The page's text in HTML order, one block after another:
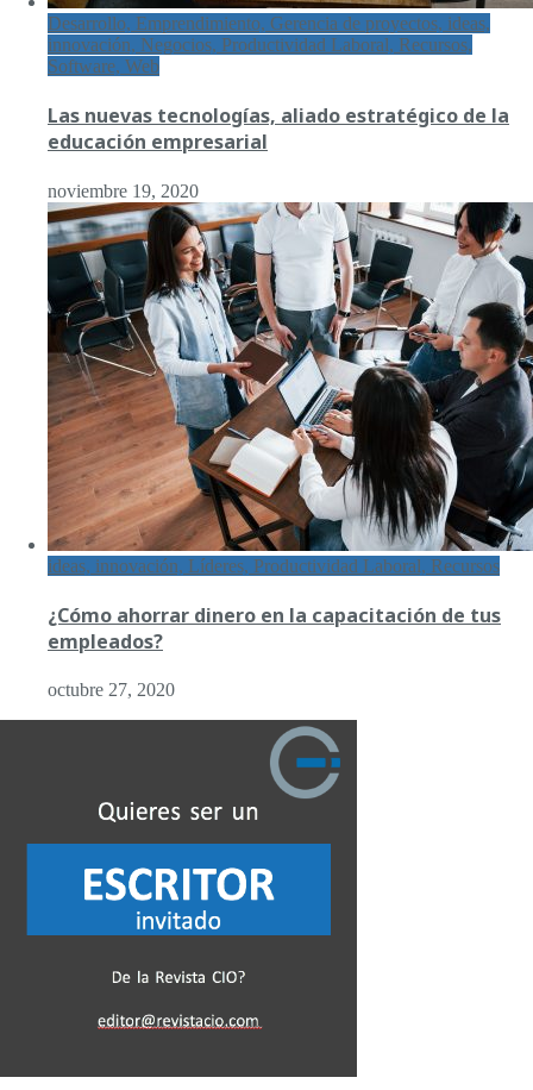
Desarrollo, Emprendimiento, Gerencia de proyectos, ideas,
innovación, Negocios, Productividad Laboral, Recursos,
Software, Web
Las nuevas tecnologías, aliado estratégico de la
educación empresarial
noviembre 19, 2020
ideas, innovación, Líderes, Productividad Laboral, Recursos
¿Cómo ahorrar dinero en la capacitación de tus
empleados?
octubre 27, 2020